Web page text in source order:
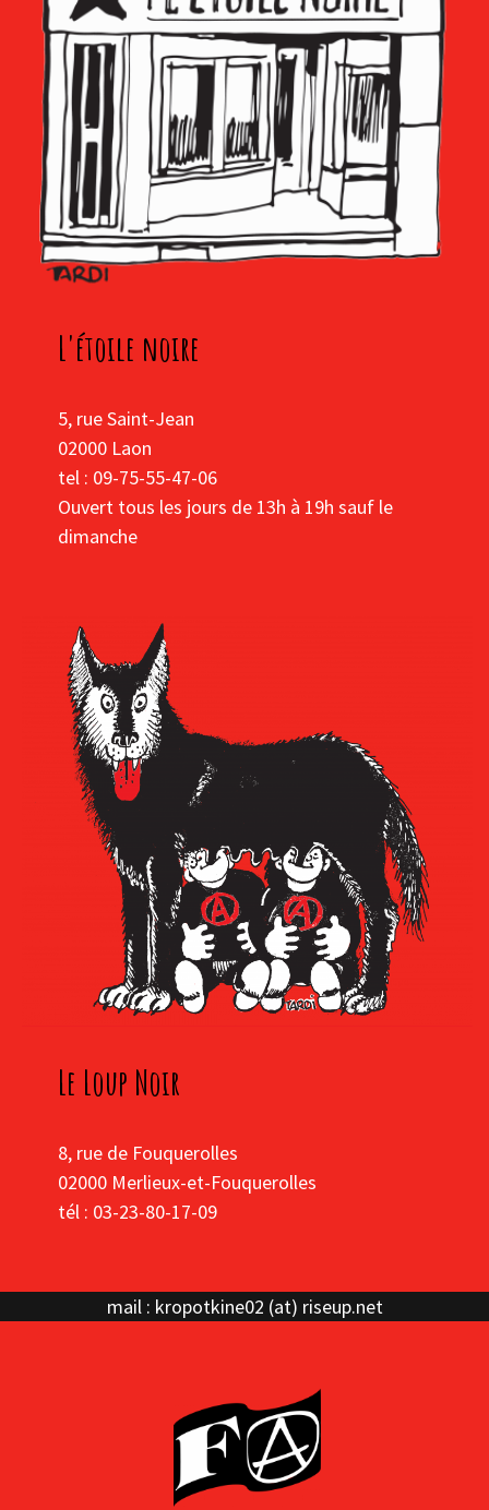
L'étoile noire
5, rue Saint-Jean
02000 Laon
tel : 09-75-55-47-06
Ouvert tous les jours de 13h à 19h sauf le
dimanche
Le Loup Noir
8, rue de Fouquerolles
02000 Merlieux-et-Fouquerolles
tél : 03-23-80-17-09
mail : kropotkine02 (at) riseup.net